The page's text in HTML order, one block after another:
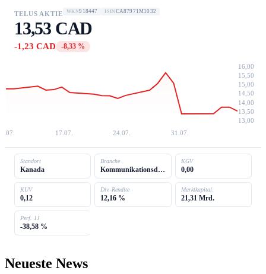
TELUS AKTIE WKN918447 ISIN CA87971M1032
13,53 CAD
-1,23 CAD -8,33 %
16,00
15,50
15,00
14,50
14,00
13,50
13,00
17.07. 24.07. 31.07.
Standort
Kanada
Branche
Kommunikationsdienste
KGV
0,00
KUV
0,12
Div.-Rendite
12,16 %
Marktkapital.
21,31 Mrd.
Perf. 1J
-38,58 %
Neueste News